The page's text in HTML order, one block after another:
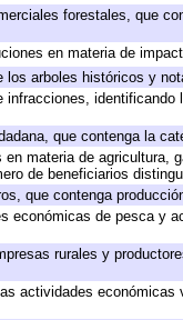
forestales, que
en materia de
arboles históricos y
que contenga la
materia de agricultura,
de beneficiarios
que contenga
económicas de pesca y
rurales y
actividades